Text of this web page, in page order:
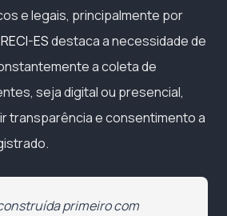
e legais, principalmente por
ESdestaca a necessidade de
a coleta de
seja digital ou presencial,
transparência e consentimento a
primeiro com